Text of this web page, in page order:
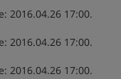
2016.04.26 17:00.
2016.04.26 17:00.
2016.04.26 17:00.